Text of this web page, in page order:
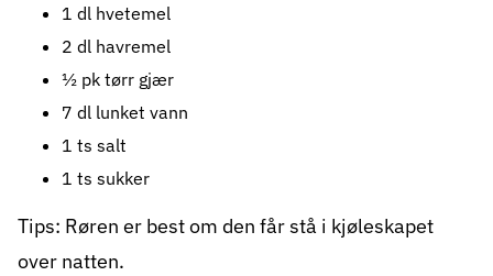
1 dl hvetemel
2 dl havremel
½ pk tørr gjær
7 dl lunket vann
1 ts salt
1 ts sukker
Tips: Røren er best om den får stå i kjøleskapet
over natten.